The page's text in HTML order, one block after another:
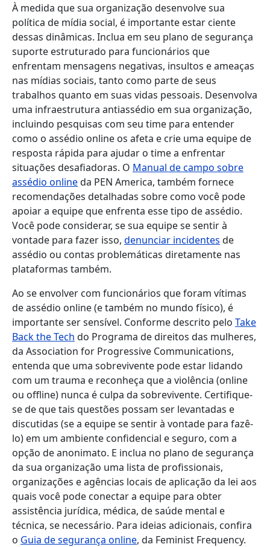
À medida que sua organização desenvolve sua
política de mídia social, é importante estar ciente
dessas dinâmicas. Inclua em seu plano de segurança
suporte estruturado para funcionários que
enfrentam mensagens negativas, insultos e ameaças
nas mídias sociais, tanto como parte de seus
trabalhos quanto em suas vidas pessoais. Desenvolva
uma infraestrutura antiassédio em sua organização,
incluindo pesquisas com seu time para entender
como o assédio online os afeta e crie uma equipe de
resposta rápida para ajudar o time a enfrentar
situações desafiadoras. O Manual de campo sobre
assédio onlineda PEN America, também fornece
recomendações detalhadas sobre como você pode
apoiar a equipe que enfrenta esse tipo de assédio.
Você pode considerar, se sua equipe se sentir à
vontade para fazer isso, denunciar incidentes de
assédio ou contas problemáticas diretamente nas
plataformas também.
Ao se envolver com funcionários que foram vítimas
de assédio online (e também no mundo físico), é
importante ser sensível. Conforme descrito pelo Take
Back the Tech do Programa de direitos das mulheres,
da Association for Progressive Communications,
entenda que uma sobrevivente pode estar lidando
com um trauma e reconheça que a violência (online
ou offline) nunca é culpa da sobrevivente. Certifique-
se de que tais questões possam ser levantadas e
discutidas (se a equipe se sentir à vontade para fazê-
lo) em um ambiente confidencial e seguro, com a
opção de anonimato. E inclua no plano de segurança
da sua organização uma lista de profissionais,
organizações e agências locais de aplicação da lei aos
quais você pode conectar a equipe para obter
assistência jurídica, médica, de saúde mental e
técnica, se necessário. Para ideias adicionais, confira
o Guia de segurança online, da Feminist Frequency.